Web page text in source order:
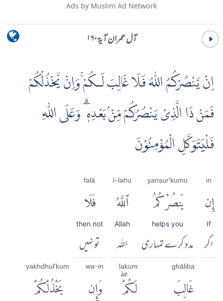
Ads by Muslim Ad Network
آل عمران آية ۱۶۰
اِنْ يَّنْصُرْكُمُ اللّٰهُ فَلَا غَالِبَ لَـكُمْۚ وَاِنْ يَّخْذُلْكُمْ
فَمَنْ ذَا الَّذِىْ يَنْصُرُكُمْ مِّنْۢ بَعْدِهٖ ۗ وَعَلَى اللّٰهِ
فَلْيَتَوَكَّلِ الْمُؤْمِنُوْنَ
in
إِن
If
اگر
yanṣur'kumu
يَنصُرْكُمُ
helps you
مدد کرے تمہاری
l-lahu
ٱللَّهُ
Allah
اللہ
falā
فَلَا
then not
تو نہیں
ghāliba
غَالِبَ
lakum
لَكُمْۖ
wa-in
وَإِن
yakhdhul'kum
يَخْذُلْكُمْ